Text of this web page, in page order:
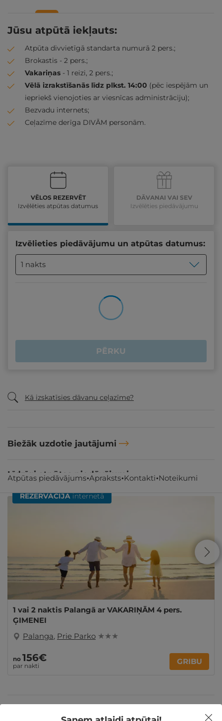
Jūsu atpūtā iekļauts:
Atpūta divvietīgā standarta numurā 2 pers.;
Brokastis - 2 pers.;
Vakariņas - 1 reizi, 2 pers.;
Vēlā izrakstīšanās līdz plkst. 14:00 (pēc iespējām un
iepriekš vienojoties ar viesnīcas administrāciju);
Bezvadu internets;
Ceļazīme derīga DIVĀM personām.
VĒLOS REZERVĒT
Izvēlēties atpūtas datumus
DĀVANAI VAI SEV
Izvēlēties piedāvājumu
Izvēlieties piedāvājumu un atpūtas datumus:
1 nakts
PĒRKU
Kā izskatīsies dāvanu ceļazīme?
Biežāk uzdotie jautājumi
Atpūtas piedāvājums Apraksts Kontakti Noteikumi
Līdzīgi atpūtas piedāvājumi
REZERVĀCIJAinternetā
1 vai 2 naktis Palangā ar VAKARIŅĀM 4 pers.
ĢIMENEI
Palanga, Prie Parko ★ ★ ★
no 156€
par nakti GRIBU